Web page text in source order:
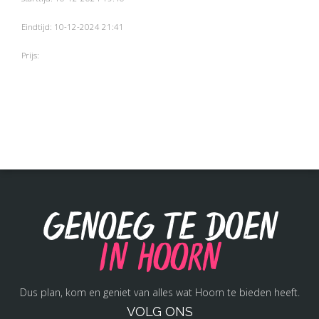
Eindtijd: 10-12-2024 21:41
Prijs:
Genoeg te doen
in Hoorn
Dus plan, kom en geniet van alles wat Hoorn te bieden heeft.
VOLG ONS